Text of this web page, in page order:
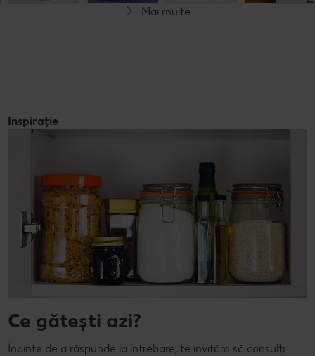
Mai multe
Inspirație
Ce gătești azi?
Înainte de a răspunde la întrebare, te invităm să consulți